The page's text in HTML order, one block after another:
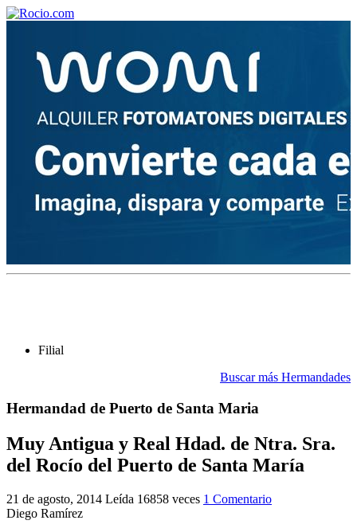
Filial
Buscar más Hermandades
Hermandad de Puerto de Santa Maria
Muy Antigua y Real Hdad. de Ntra. Sra.
del Rocío del Puerto de Santa María
21 de agosto, 2014 Leída 16858 veces 1 Comentario
Diego Ramírez
¡Bienvenido! Soy el asistente virtual de rocio.com.
¿En qué puedo ayudarte?
¿Cuándo se construyó la primera ermita?
¿Cuales son los actos principales que se celebran en el
Rocío?
Quiero hacer el camino,¿que tengo que hacer?
En el Rocío, ¿dónde me alojo?